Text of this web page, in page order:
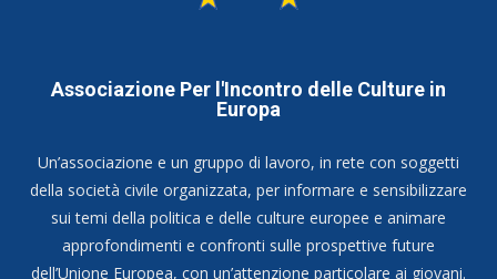
Associazione Per l'Incontro delle Culture in
Europa
Un’associazione e un gruppo di lavoro, in rete con soggetti
della società civile organizzata, per informare e sensibilizzare
sui temi della politica e delle culture europee e animare
approfondimenti e confronti sulle prospettive future
dell’Unione Europea, con un’attenzione particolare ai giovani.